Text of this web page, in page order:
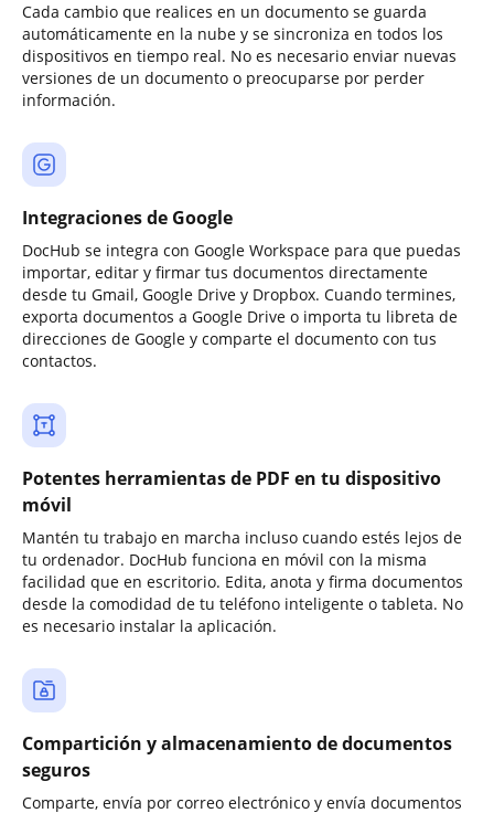
Cada cambio que realices en un documento se guarda
automáticamente en la nube y se sincroniza en todos los
dispositivos en tiempo real. No es necesario enviar nuevas
versiones de un documento o preocuparse por perder
información.
Integraciones de Google
DocHub se integra con Google Workspace para que puedas
importar, editar y firmar tus documentos directamente
desde tu Gmail, Google Drive y Dropbox. Cuando termines,
exporta documentos a Google Drive o importa tu libreta de
direcciones de Google y comparte el documento con tus
contactos.
Potentes herramientas de PDF en tu dispositivo
móvil
Mantén tu trabajo en marcha incluso cuando estés lejos de
tu ordenador. DocHub funciona en móvil con la misma
facilidad que en escritorio. Edita, anota y firma documentos
desde la comodidad de tu teléfono inteligente o tableta. No
es necesario instalar la aplicación.
Compartición y almacenamiento de documentos
seguros
Comparte, envía por correo electrónico y envía documentos